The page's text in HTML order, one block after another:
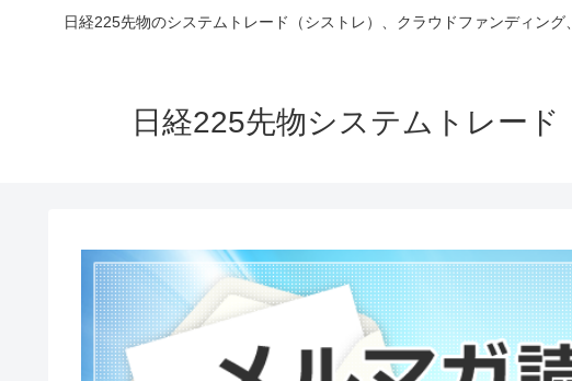
日経225先物のシステムトレード（シストレ）、クラウドファンディン
日経225先物システムトレー